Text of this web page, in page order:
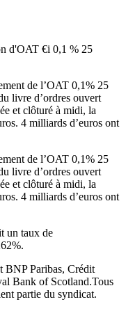
d'OAT €i 0,1 % 25
de l’OAT 0,1% 25
livre d’ordres ouvert
et clôturé à midi, la
4 milliards d’euros ont
de l’OAT 0,1% 25
livre d’ordres ouvert
et clôturé à midi, la
4 milliards d’euros ont
un taux de
BNP Paribas, Crédit
Bank of Scotland.Tous
partie du syndicat.